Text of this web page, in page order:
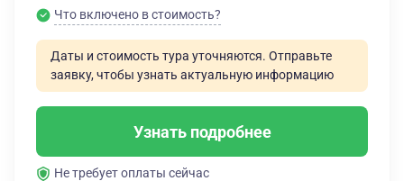
Что включено в стоимость?
Даты и стоимость тура уточняются. Отправьте
заявку, чтобы узнать актуальную информацию
Узнать подробнее
Не требует оплаты сейчас